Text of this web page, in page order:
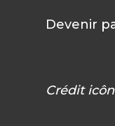
Devenir
Crédit